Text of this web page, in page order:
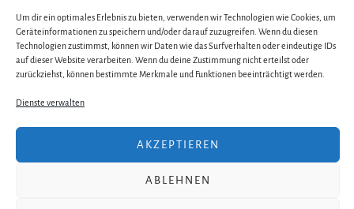
Um dir ein optimales Erlebnis zu bieten, verwenden wir Technologien wie Cookies, um
Geräteinformationen zu speichern und/oder darauf zuzugreifen. Wenn du diesen
Technologien zustimmst, können wir Daten wie das Surfverhalten oder eindeutige IDs
auf dieser Website verarbeiten. Wenn du deine Zustimmung nicht erteilst oder
zurückziehst, können bestimmte Merkmale und Funktionen beeinträchtigt werden.
Dienste verwalten
AKZEPTIEREN
ABLEHNEN
Dirie WeltpremiereÖsterreich Übersetzung
ALLE KÜNSTLER / DARSTELLER
ALLE MUSICALS / STÜCKE